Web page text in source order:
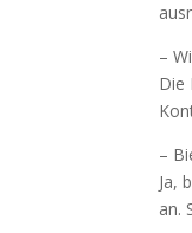
–
Die
–
Ja,
an.